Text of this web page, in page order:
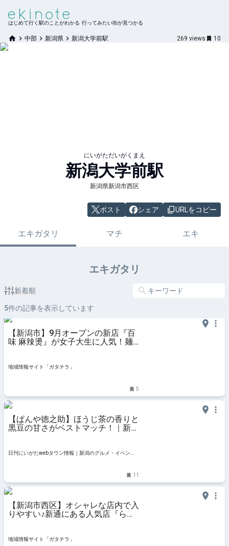
はじめて行く駅のことがわかる 行ってみたい街が見つかる
中部 新潟県 新潟大学前駅 269 views 10
にいがただいがくまえ
新潟大学前駅
新潟県新潟市西区
ポスト シェア URLをコピー
エキガタリ マチ エキ
エキガタリ
新着順
5件の記事を表示しています
【新潟市】9月オープンの新店『百
味 麻辣燙』が女子大生に人気！麺
サイト「ガタチラ」
地域情報サイト「ガタチラ」
5
【ぱんや徳之助】ほうじ茶の香りと
黒豆の甘さがベストマッチ！｜新潟
日刊にいがたwebタウン情報｜新潟のグルメ・イベン
11
【新潟市西区】オシャレな店内で入
りやすい♪新通にある人気店『らー
地域情報サイト「ガタチラ」
地域情報サイト「ガタチラ」